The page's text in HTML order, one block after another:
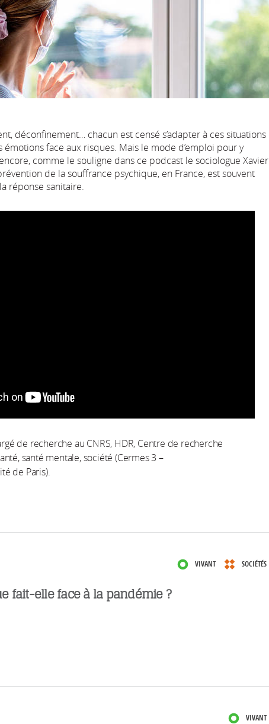
déconfinement… chacun est censé s’adapter à ces situations
émotions face aux risques. Mais le mode d’emploi pour y
comme le souligne dans ce podcast le sociologue Xavier
de la souffrance psychique, en France, est souvent
réponse sanitaire.
de recherche au CNRS, HDR, Centre de recherche
santé mentale, société (Cermes 3 –
de Paris).
VIVANT SOCIÉTÉS
fait-elle face à la pandémie ?
VIVANT